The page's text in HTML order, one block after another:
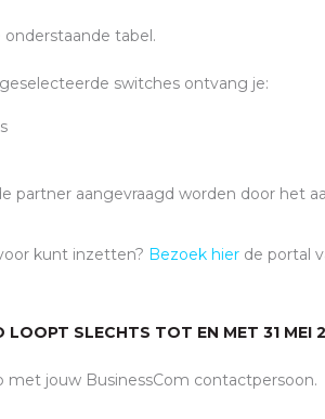
tabel.
switches ontvang je:
partner aangevraagd worden door het
kunt inzetten? Bezoek hier de portal
LOOPT SLECHTS TOT EN MET 31 MEI
jouw BusinessCom contactpersoon.